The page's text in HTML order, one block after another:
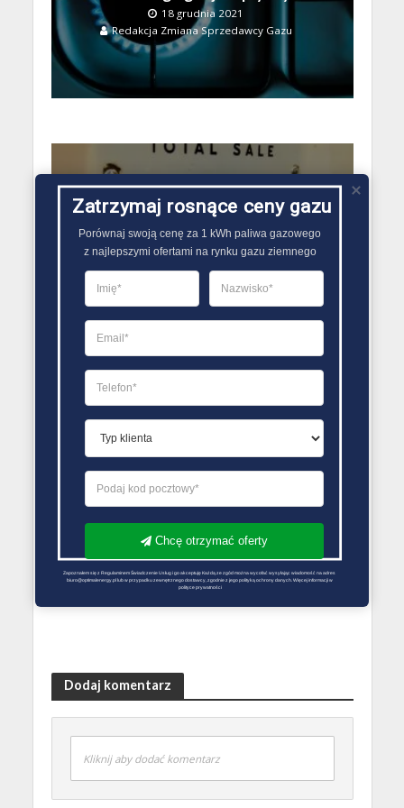
18 grudnia 2021
Redakcja Zmiana Sprzedawcy Gazu
GAZ DLA DOMU
Gaz płynny a gaz z sieci
gazowej
15 listopada 2021
Redakcja Zmiana Sprzedawcy Gazu
GAZ DLA DOMU
Gaz płynny dla domu
5 kwietnia 2021
Redakcja Zmiana Sprzedawcy Gazu
Dodaj komentarz
Kliknij aby dodać komentarz
Zatrzymaj rosnące ceny gazu
Porównaj swoją cenę za 1 kWh paliwa gazowego
z najlepszymi ofertami na rynku gazu ziemnego
Chcę otrzymać oferty
Zapoznałem się z Regulaminem Świadczenie Usług i go akceptuję Każdą ze zgód można wycofać wysyłając wiadomość na adres
biuro@optimalenergy.pl lub w przypadku zewnętrznego dostawcy, zgodnie z jego polityką ochrony danych. Więcej informacji w
polityce prywatności